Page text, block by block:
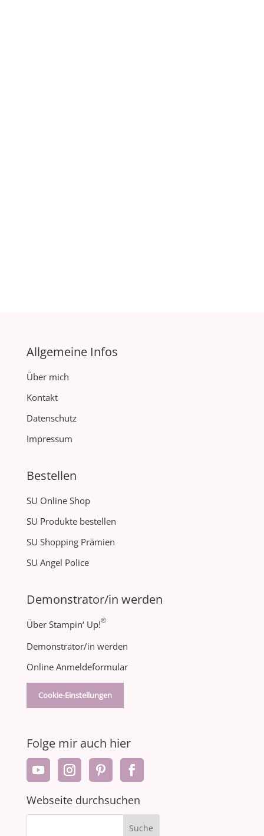
Allgemeine Infos
Über mich
Kontakt
Datenschutz
Impressum
Bestellen
SU Online Shop
SU Produkte bestellen
SU Shopping Prämien
SU Angel Police
Demonstrator/in werden
Über Stampin‘ Up!®
Demonstrator/in werden
Online Anmeldeformular
Cookie-Einstellungen
Folge mir auch hier
Webseite durchsuchen